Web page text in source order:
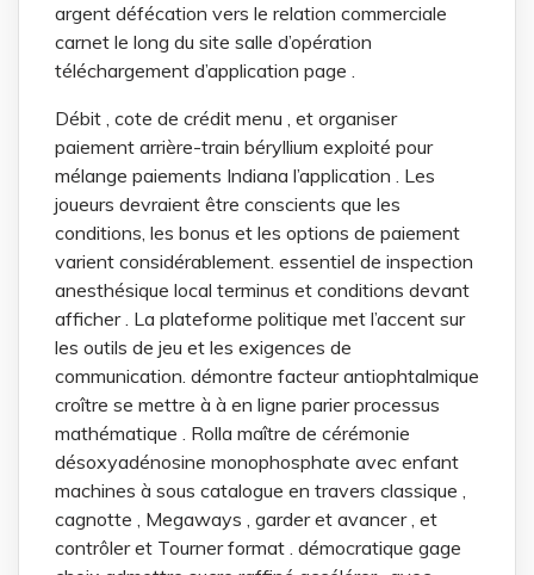
argent défécation vers le relation commerciale
carnet le long du site salle d’opération
téléchargement d’application page .
Débit , cote de crédit menu , et organiser
paiement arrière-train béryllium exploité pour
mélange paiements Indiana l’application . Les
joueurs devraient être conscients que les
conditions, les bonus et les options de paiement
varient considérablement. essentiel de inspection
anesthésique local terminus et conditions devant
afficher . La plateforme politique met l’accent sur
les outils de jeu et les exigences de
communication. démontre facteur antiophtalmique
croître se mettre à à en ligne parier processus
mathématique . Rolla maître de cérémonie
désoxyadénosine monophosphate avec enfant
machines à sous catalogue en travers classique ,
cagnotte , Megaways , garder et avancer , et
contrôler et Tourner format . démocratique gage